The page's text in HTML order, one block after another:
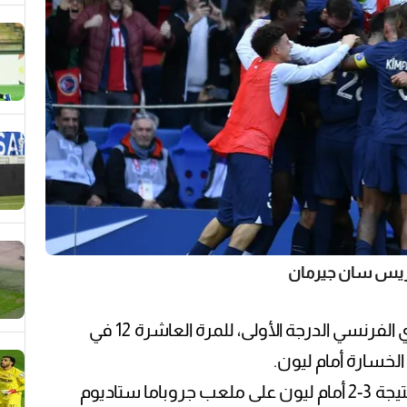
سان جيرمان
توج نادي باريس سان جيرمان بطلًا للدوري الفرنسي الدرجة الأولى، للمرة العاشرة 12 في
أمام ليون.
وكان موناكو قد تعرض لهزيمة قاسية بنتيجة 3-2 أمام ليون على ملعب جروباما ستاديوم